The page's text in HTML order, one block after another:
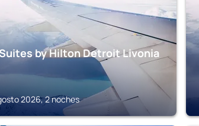
by Hilton Detroit Livonia
2026, 2 noches